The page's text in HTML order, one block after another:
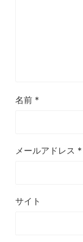
名前 *
メールアドレス *
サイト